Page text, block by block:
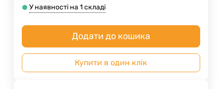
У наявності на 1 складі
Додати до кошика
Купити в один клік